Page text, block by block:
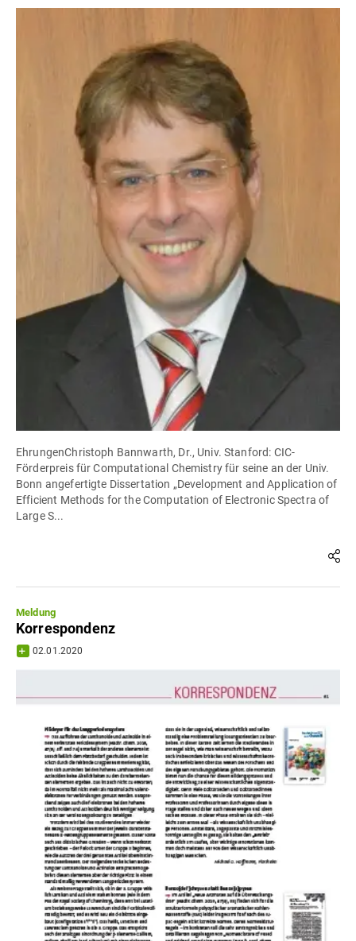
EhrungenChristoph Bannwarth, Dr., Univ. Stanford: CIC-
Förderpreis für Computational Chemistry für seine an der Univ.
Bonn angefertigte Dissertation „Development and Application of
Efficient Methods for the Computation of Electronic Spectra of
Large S...
Meldung
Korrespondenz
02.01.2020